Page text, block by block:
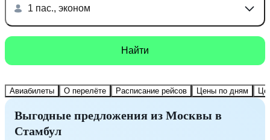
1 пас., эконом
Найти
Авиабилеты О перелёте Расписание рейсов Цены по дням
Выгодные предложения из Москвы в
Стамбул